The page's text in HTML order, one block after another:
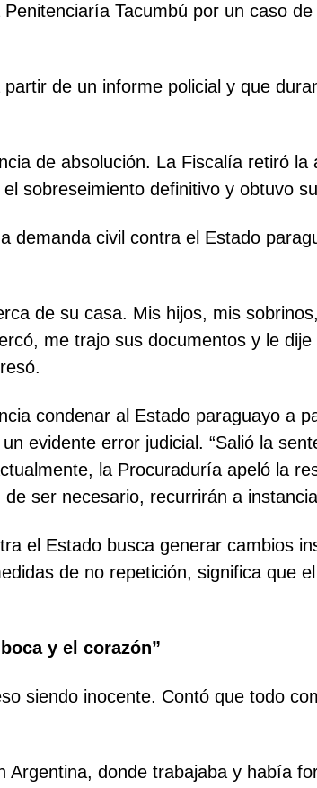
Tacumbú por un caso
de un informe policial y que
de absolución. La Fiscalía retiró
sobreseimiento definitivo y obtuvo
demanda civil contra el Estado
de su casa. Mis hijos, mis
me trajo sus documentos y le
condenar al Estado paraguayo a
evidente error judicial. “Salió la
la Procuraduría apeló la
ser necesario, recurrirán a
el Estado busca generar cambios
de no repetición, significa que
y el corazón”
siendo inocente. Contó que todo
Argentina, donde trabajaba y había